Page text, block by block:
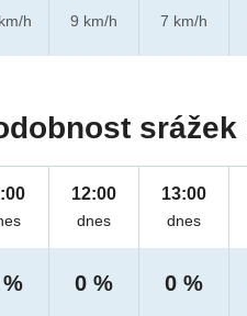
h
9 km/h
7 km/h
srážek
12:00
dnes
0 %
13:00
dnes
0 %